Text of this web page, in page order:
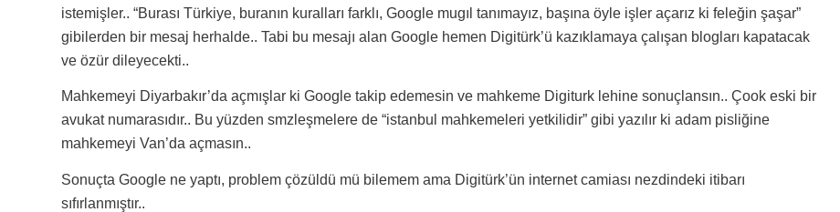
istemişler.. “Burası Türkiye, buranın kuralları farklı, Google mugıl tanımayız, başına öyle işler açarız ki feleğin şaşar”
gibilerden bir mesaj herhalde.. Tabi bu mesajı alan Google hemen Digitürk’ü kazıklamaya çalışan blogları kapatacak
ve özür dileyecekti..
Mahkemeyi Diyarbakır’da açmışlar ki Google takip edemesin ve mahkeme Digiturk lehine sonuçlansın.. Çook eski bir
avukat numarasıdır.. Bu yüzden smzleşmelere de “istanbul mahkemeleri yetkilidir” gibi yazılır ki adam pisliğine
mahkemeyi Van’da açmasın..
Sonuçta Google ne yaptı, problem çözüldü mü bilemem ama Digitürk’ün internet camiası nezdindeki itibarı
sıfırlanmıştır..